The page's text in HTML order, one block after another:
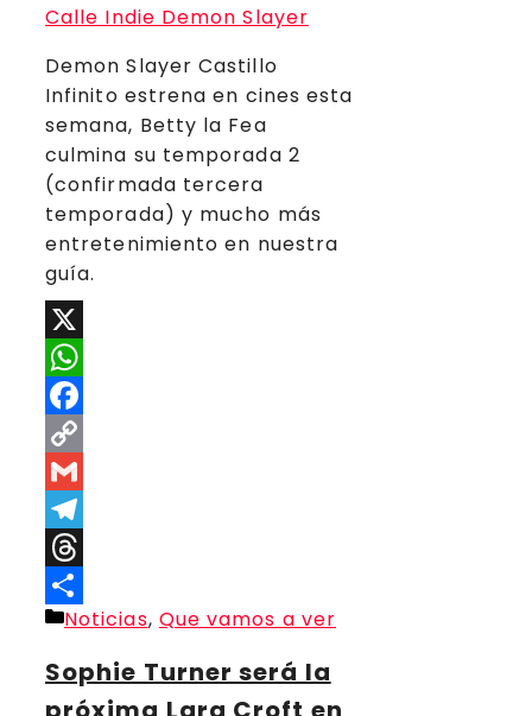
Demon Slayer Castillo
Infinito estrena en cines esta
semana, Betty la Fea
culmina su temporada 2
(confirmada tercera
temporada) y mucho más
entretenimiento en nuestra
guía.
X
WhatsApp
Facebook
Copy
Link
Gmail
Telegram
Threads
Compartir
Categorías
Noticias, Que vamos a ver
Sophie Turner será la